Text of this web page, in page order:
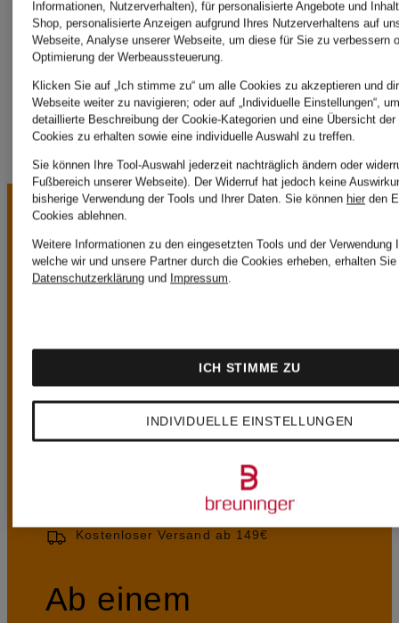
MARC
AUREL
VORTEILE
Kostenloser Versand ab 149€
Ab einem
Informationen, Nutzerverhalten), für personalisierte Angebote und
Shop, personalisierte Anzeigen aufgrund Ihres Nutzerverhaltens auf
Webseite, Analyse unserer Webseite, um diese für Sie zu verbessern
Optimierung der Werbeaussteuerung.
Klicken Sie auf „Ich stimme zu“ um alle Cookies zu akzeptieren und
Webseite weiter zu navigieren; oder auf „Individuelle Einstellungen“,
detaillierte Beschreibung der Cookie-Kategorien und eine Übersicht
Cookies zu erhalten sowie eine individuelle Auswahl zu treffen.
Sie können Ihre Tool-Auswahl jederzeit nachträglich ändern oder
Fußbereich unserer Webseite). Der Widerruf hat jedoch keine
bisherige Verwendung der Tools und Ihrer Daten. Sie können hier den
Cookies ablehnen.
Weitere Informationen zu den eingesetzten Tools und der Verwendung
welche wir und unsere Partner durch die Cookies erheben, erhalten
Datenschutzerklärung und Impressum.
INDIVIDUELLE EINSTELLUNGEN
ICH STIMME ZU